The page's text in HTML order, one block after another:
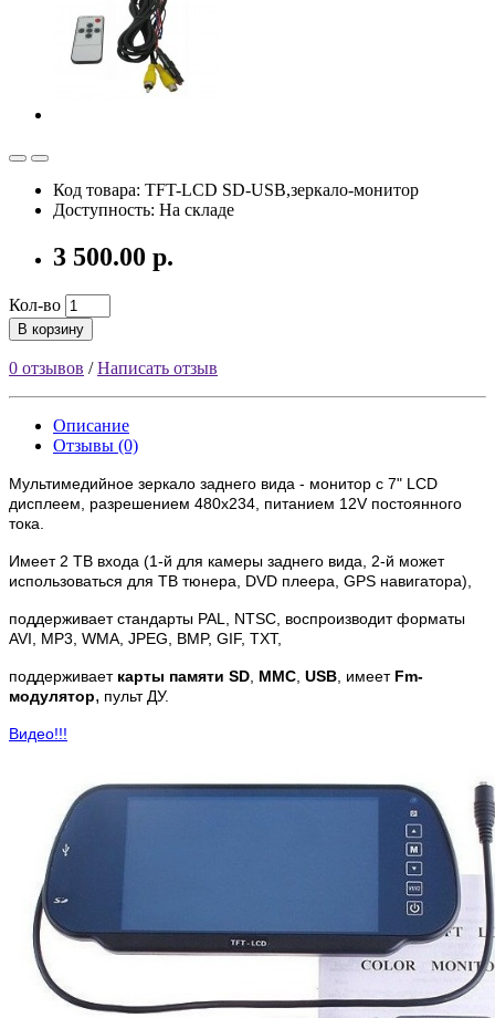
Код товара: TFT-LCD SD-USB,зеркало-монитор
Доступность: На складе
3 500.00 р.
Кол-во
В корзину
0 отзывов /Написать отзыв
Описание
Отзывы (0)
Мультимедийное зеркало заднего вида - монитор с 7" LCD
дисплеем, разрешением 480x234, питанием 12V постоянного
тока.
Имеет 2 ТВ входа (1-й для камеры заднего вида, 2-й может
использоваться для ТВ тюнера, DVD плеера, GPS навигатора),
поддерживает стандарты PAL, NTSC, воспроизводит форматы
AVI, MP3, WMA, JPEG, BMP, GIF, TXT,
поддерживает карты памяти SD MMC USB , имеет Fm-
модулятор, пульт ДУ.
Видео!!!